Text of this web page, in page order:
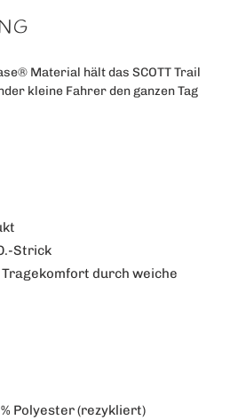
Material hält das SCOTT Trail
kleine Fahrer den ganzen Tag
Strick
durch weiche
Polyester (rezykliert)